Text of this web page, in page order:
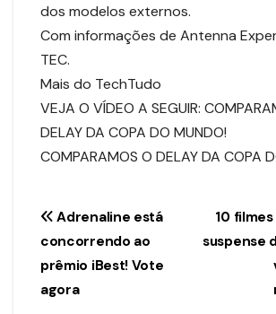
dos modelos externos.
Com informações de Antenna
TEC.
Mais do TechTudo
VEJA O VÍDEO A SEGUIR:
DELAY DA COPA DO MUNDO!
COMPARAMOS O DELAY DA COPA
Navegação
de
Post
10
suspense
Adrenaline está
concorrendo ao
prêmio iBest! Vote
agora